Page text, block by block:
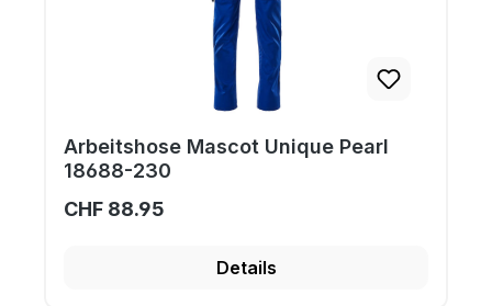
Arbeitshose Mascot Unique Pearl
18688-230
CHF 88.95
Details